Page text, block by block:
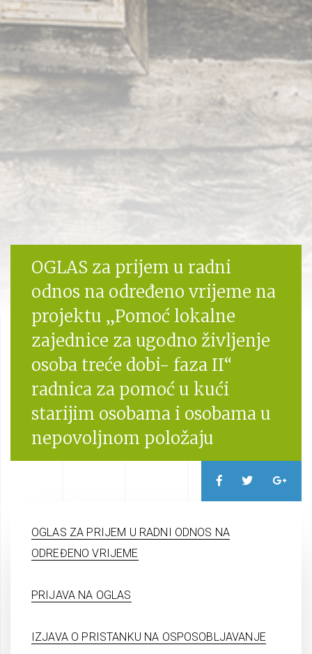
OGLAS za prijem u radni
odnos na određeno vrijeme na
projektu „Pomoć lokalne
zajednice za ugodno življenje
osoba treće dobi- faza II“
radnica za pomoć u kući
starijim osobama i osobama u
nepovoljnom položaju
OGLAS ZA PRIJEM U RADNI ODNOS NA
ODREĐENO VRIJEME
PRIJAVA NA OGLAS
IZJAVA O PRISTANKU NA OSPOSOBLJAVANJE